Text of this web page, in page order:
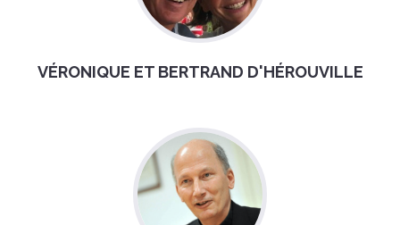
VÉRONIQUE ET BERTRAND D'HÉROUVILLE